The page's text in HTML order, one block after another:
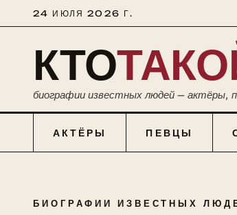
24 ИЮЛЯ 2026 Г.
КТО
биографии известных людей — актёры,
АКТЁРЫ ПЕВЦЫ
БИОГРАФИИ ИЗВЕСТНЫХ